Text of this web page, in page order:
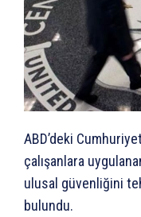
ABD’deki
çalışanlara
ulusal güvenliğini
bulundu.